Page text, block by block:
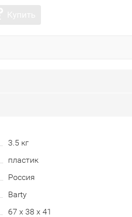
3.5 кг
пластик
Россия
Barty
67 x 38 x 41